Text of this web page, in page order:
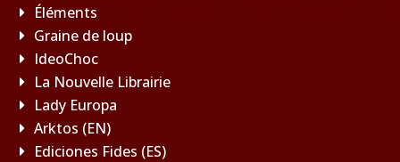
Éléments
Graine de loup
IdeoChoc
La Nouvelle Librairie
Lady Europa
Arktos (EN)
Ediciones Fides (ES)